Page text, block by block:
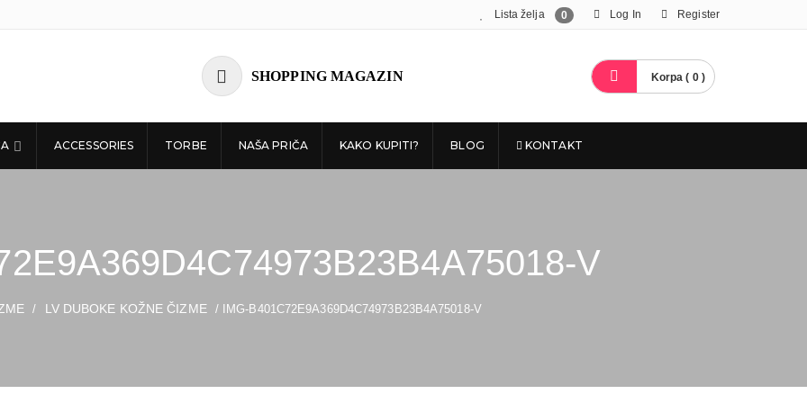
Lista želja 0 Log In Register
SHOPPING MAGAZIN Korpa ( 0 )
ACCESSORIES TORBE NAŠA PRIČA KAKO KUPITI? BLOG KONTAKT
V
/ LV DUBOKE KOŽNE ČIZME / IMG-B401C72E9A369D4C74973B23B4A75018-V